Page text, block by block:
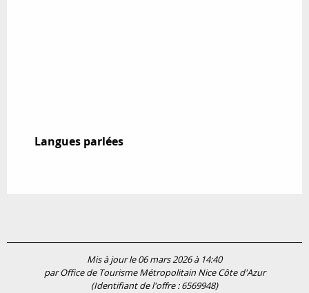
Langues parlées
Langues parlées
Mis à jour le 06 mars 2026 à 14:40
par Office de Tourisme Métropolitain Nice Côte d'Azur
(Identifiant de l'offre :6569948)